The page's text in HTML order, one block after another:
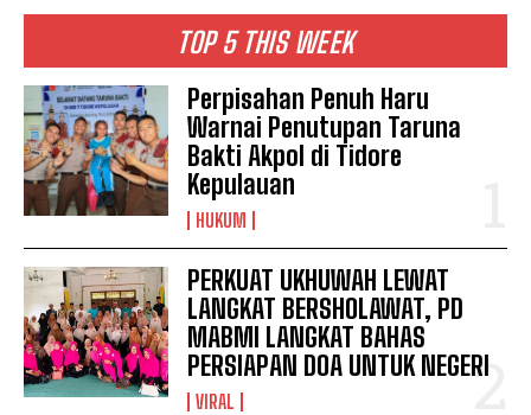
TOP 5 THIS WEEK
Perpisahan Penuh Haru
Warnai Penutupan Taruna
Bakti Akpol di Tidore
Kepulauan
HUKUM
PERKUAT UKHUWAH LEWAT
LANGKAT BERSHOLAWAT, PD
MABMI LANGKAT BAHAS
PERSIAPAN DOA UNTUK NEGERI
VIRAL